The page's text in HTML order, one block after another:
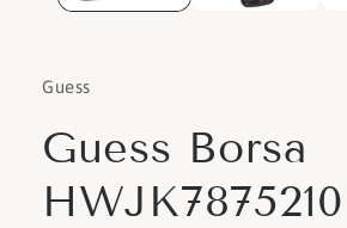
Guess
Guess Borsa
HWJK7875210